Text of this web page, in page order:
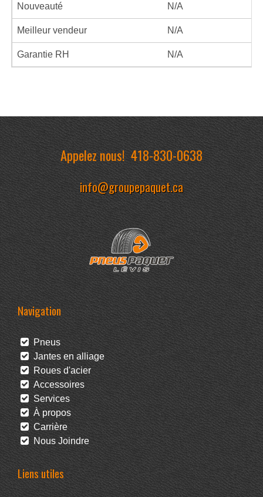
Nouveauté N/A
Meilleur vendeur N/A
Garantie RH N/A
Appelez nous!418-830-0638
info@groupepaquet.ca
Navigation
Pneus
Jantes en alliage
Roues d'acier
Accessoires
Services
À propos
Carrière
Nous Joindre
Liens utiles